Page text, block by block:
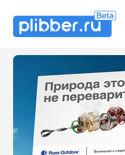
Some SEO Title